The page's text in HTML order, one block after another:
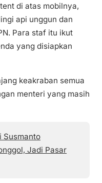
di atas mobilnya,
api unggun dan
Para staf itu ikut
yang disiapkan
keakraban semua
menteri yang masih
Susmanto
Jadi Pasar